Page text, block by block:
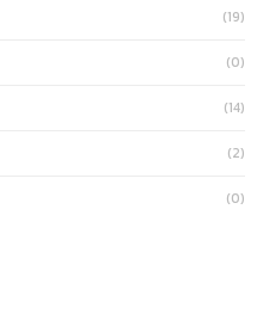
(19)
(0)
(14)
(2)
(0)